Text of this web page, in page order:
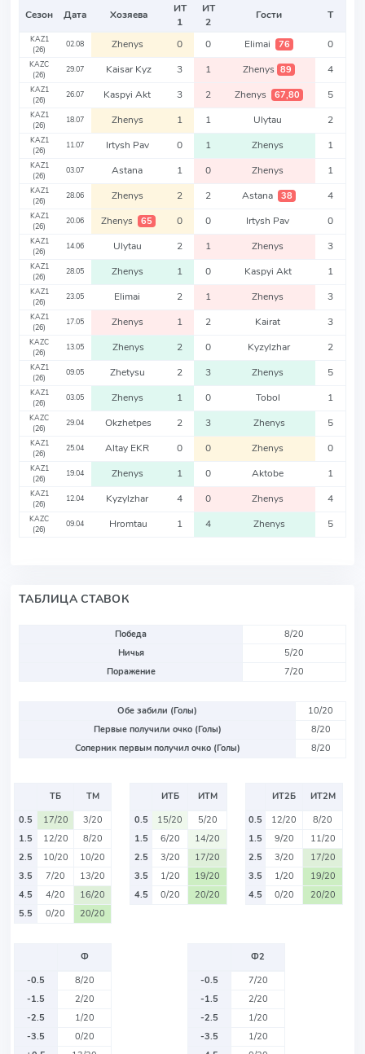
Сезон Дата Хозяева
ИТ
1
ИТ
2
Гости Т
KAZ1
(26)
02.08 Zhenys 0 0 Elimai 76 0
KAZC
(26)
29.07 Kaisar Kyz 3 1 Zhenys 89 4
KAZ1
(26)
26.07 Kaspyi Akt 3 2 Zhenys 67,80 5
KAZ1
(26)
18.07 Zhenys 1 1 Ulytau 2
KAZ1
(26)
11.07 Irtysh Pav 0 1 Zhenys 1
KAZ1
(26)
03.07 Astana 1 0 Zhenys 1
KAZ1
(26)
28.06 Zhenys 2 2 Astana 38 4
KAZ1
(26)
20.06 Zhenys 65 0 0 Irtysh Pav 0
KAZ1
(26)
14.06 Ulytau 2 1 Zhenys 3
KAZ1
(26)
28.05 Zhenys 1 0 Kaspyi Akt 1
KAZ1
(26)
23.05 Elimai 2 1 Zhenys 3
KAZ1
(26)
17.05 Zhenys 1 2 Kairat 3
KAZC
(26)
13.05 Zhenys 2 0 Kyzylzhar 2
KAZ1
(26)
09.05 Zhetysu 2 3 Zhenys 5
KAZ1
(26)
03.05 Zhenys 1 0 Tobol 1
KAZC
(26)
29.04 Okzhetpes 2 3 Zhenys 5
KAZ1
(26)
25.04 Altay EKR 0 0 Zhenys 0
KAZ1
(26)
19.04 Zhenys 1 0 Aktobe 1
KAZ1
(26)
12.04 Kyzylzhar 4 0 Zhenys 4
KAZC
(26)
09.04 Hromtau 1 4 Zhenys 5
ТАБЛИЦА СТАВОК
Победа
8/20
Ничья
5/20
Поражение
7/20
Обе забили (Голы)
10/20
Первые получили очко (Голы)
8/20
Соперник первым получил очко (Голы)
8/20
ТБ
ТМ
0.5
17/20
3/20
1.5
12/20
8/20
2.5
10/20
10/20
3.5
7/20
13/20
4.5
4/20
16/20
5.5
0/20 20/20
ИТБ
ИТМ
0.5
15/20
5/20
1.5
6/20
14/20
2.5
3/20
17/20
3.5
1/20
19/20
4.5
0/20 20/20
ИТ2Б
ИТ2М
0.5
12/20
8/20
1.5
9/20
11/20
2.5
3/20
17/20
3.5
1/20
19/20
4.5
0/20 20/20
Ф
-0.5
8/20
-1.5
2/20
-2.5
1/20
-3.5
0/20
Ф2
-0.5
7/20
-1.5
2/20
-2.5
1/20
-3.5
1/20